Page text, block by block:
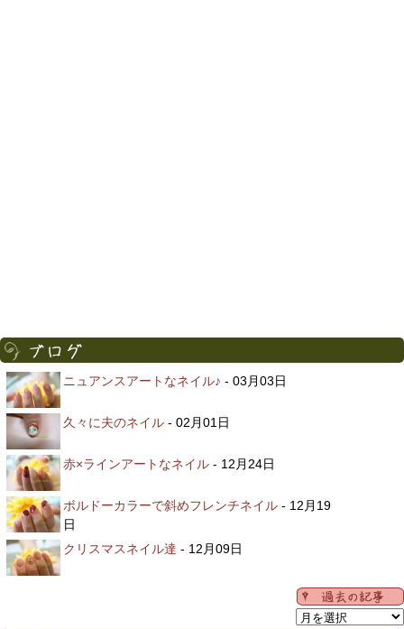
ニュアンスアートなネイル♪ - 03月03日
久々に夫のネイル - 02月01日
赤×ラインアートなネイル - 12月24日
ボルドーカラーで斜めフレンチネイル - 12月19
日
クリスマスネイル達 - 12月09日